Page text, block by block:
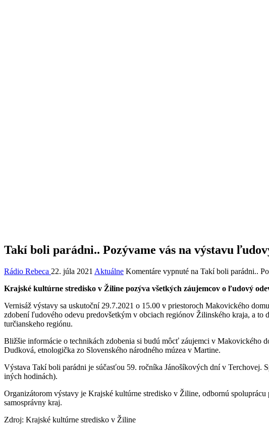
Takí boli parádni.. Pozývame vás na výstavu
Rádio Rebeca 22. júla 2021 Aktuálne Komentáre vypnuté na Takí boli parádni..
Krajské kultúrne stredisko v Žiline pozýva všetkých záujemcov o ľudový
Vernisáž výstavy sa uskutoční 29.7.2021 o 15.00 v priestoroch Makovického
zdobení ľudového odevu predovšetkým v obciach regiónov Žilinského kraja, a
turčianskeho regiónu.
Bližšie informácie o technikách zdobenia si budú môcť záujemci v Makovického
Dudková, etnologička zo Slovenského národného múzea v Martine.
Výstava Takí boli parádni je súčasťou 59. ročníka Jánošíkových dní v Terchovej.
iných hodinách).
Organizátorom výstavy je Krajské kultúrne stredisko v Žiline, odbornú
samosprávny kraj.
Zdroj: Krajské kultúrne stredisko v Žiline